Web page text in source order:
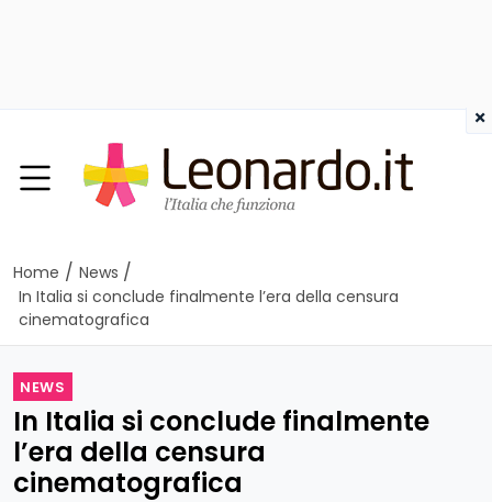
Home / News /
In Italia si conclude finalmente l’era della censura
cinematografica
NEWS
In Italia si conclude finalmente
l’era della censura
cinematografica
×